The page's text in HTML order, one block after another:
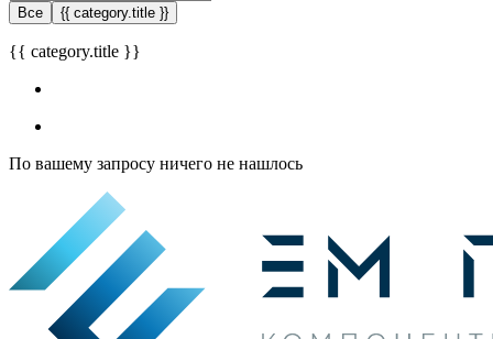
Все {{ category.title }}
{{ category.title }}
По вашему запросу ничего не нашлось